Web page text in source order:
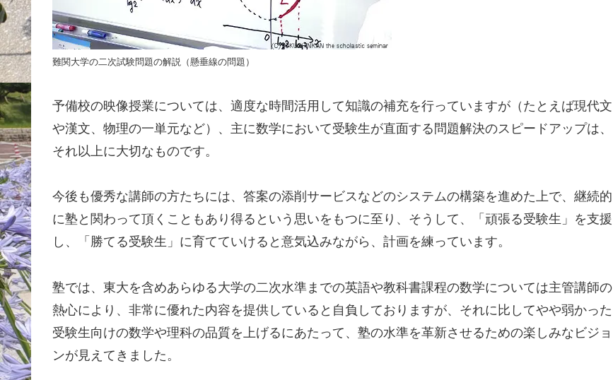
難関大学の二次試験問題の解説（懸垂線の問題）
予備校の映像授業については、適度な時間活用して知識の補充を行っていますが（たとえば現代文
や漢文、物理の一単元など）、主に数学において受験生が直面する問題解決のスピードアップは、
それ以上に大切なものです。
今後も優秀な講師の方たちには、答案の添削サービスなどのシステムの構築を進めた上で、継続的
に塾と関わって頂くこともあり得るという思いをもつに至り、そうして、「頑張る受験生」を支援
し、「勝てる受験生」に育てていけると意気込みながら、計画を練っています。
塾では、東大を含めあらゆる大学の二次水準までの英語や教科書課程の数学については主管講師の
熱心により、非常に優れた内容を提供していると自負しておりますが、それに比してやや弱かった
受験生向けの数学や理科の品質を上げるにあたって、塾の水準を革新させるための楽しみなビジョ
ンが見えてきました。